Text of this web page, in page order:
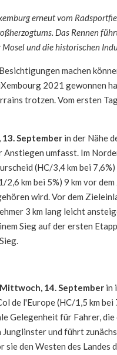
erneut vom
Das Rennen
und die historischen
machen
2021 gewonnen
trotzen. Vom ersten
13. September in der Nähe
umfasst. Im
(HC/3,4 km bei
km bei 5%) 9 km vor
wird. Vor dem
3 km lang leicht
Sieg auf der ersten
Mittwoch, 14. September in
de l'Europe (HC/1,5 km
Gelegenheit für Fahrer,
und führt
den Westen des Landes